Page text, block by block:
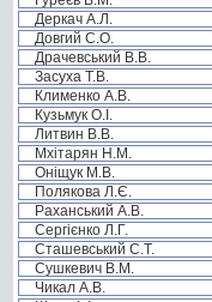
Деркач А.Л.
Довгий С.О.
Драчевський В.В.
Засуха Т.В.
Клименко А.В.
Кузьмук О.І.
Литвин В.В.
Мхітарян Н.М.
Оніщук М.В.
Полякова Л.Є.
Раханський А.В.
Сергієнко Л.Г.
Сташевський С.Т.
Сушкевич В.М.
Чикал А.В.